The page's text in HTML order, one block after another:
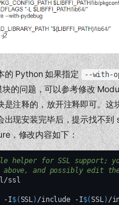
的 Python 如果指定 --with-
块的问题，可以参考修改
是注释的，放开注释即可。这
出现安装完毕后，提示找不到
，修改内容如下：
helper for SSL support;
and possibly edit
ssl
-I$(SSL) /include -I$(SSL) /